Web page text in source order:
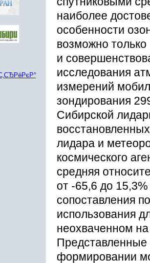
наиболее
особенности
возможно
и
исследования
измерений
зондирования
Сибирской
лидара и
космического
средняя
от -65,6 до
сопоставления
использования
неохваченном
Представленные
формировании